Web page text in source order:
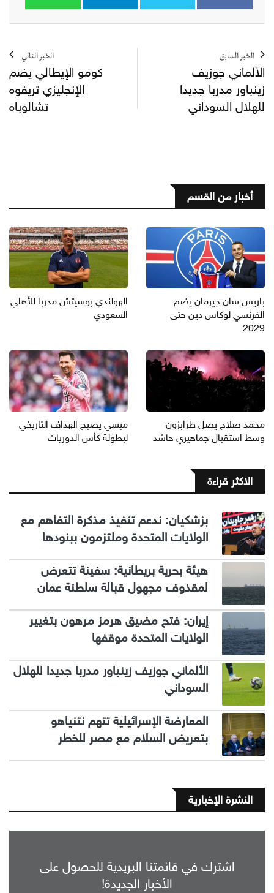
الخبر السابق
الألماني جوزيف
زينباور مدربا جديدا
للهلال السوداني
الخبر التالي
كومو الإيطالي يضم
الإنجليزي تريفوه
تشالوباه
أخبار من القسم
باريس سان جيرمان يضم
الفرنسي لوكاس دين حتى
2029
الهولندي بوسيتش مدربا للأهلي
السعودي
محمد صلاح يصل طرابزون
وسط استقبال جماهيري حاشد
ميسي يصبح الهداف التاريخي
لبطولة كأس الدوريات
الاكثر قراءة
بزشكيان: ندعم تنفيذ مذكرة التفاهم مع
الولايات المتحدة وملتزمون ببنودها
هيئة بحرية بريطانية: سفينة تتعرض
لمقذوف مجهول قبالة سلطنة عمان
إيران: فتح مضيق هرمز مرهون بتغيير
الولايات المتحدة موقفها
الألماني جوزيف زينباور مدربا جديدا للهلال
السوداني
المعارضة الإسرائيلية تتهم نتنياهو
بتعريض السلام مع مصر للخطر
النشرة الإخبارية
اشترك في قائمتنا البريدية للحصول على
الأخبار الجديدة!